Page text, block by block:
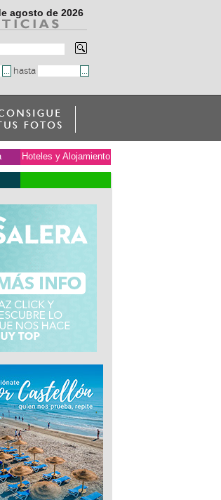
agosto de 2026
hasta
Hoteles y Alojamiento